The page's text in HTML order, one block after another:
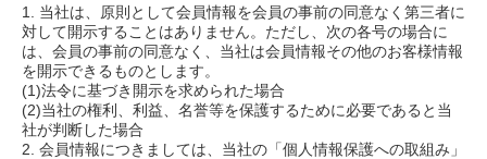
1. 当社は、原則として会員情報を会員の事前の同意なく第三者に
対して開示することはありません。ただし、次の各号の場合に
は、会員の事前の同意なく、当社は会員情報その他のお客様情報
を開示できるものとします。
(1)法令に基づき開示を求められた場合
(2)当社の権利、利益、名誉等を保護するために必要であると当
社が判断した場合
2. 会員情報につきましては、当社の「個人情報保護への取組み」